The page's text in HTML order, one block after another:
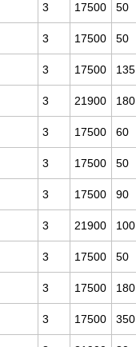
3 17500 50
3 17500 50
3 17500 135
3 21900 180
3 17500 60
3 17500 50
3 17500 90
3 21900 100
3 17500 50
3 17500 180
3 17500 350